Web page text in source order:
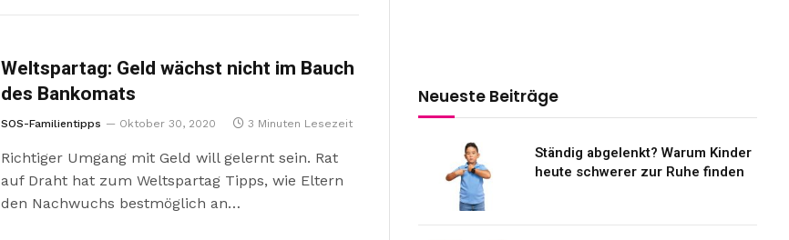
Weltspartag: Geld wächst nicht im Bauch
des Bankomats
SOS-Familientipps Oktober 30, 2020 3 Minuten Lesezeit
Richtiger Umgang mit Geld will gelernt sein. Rat
auf Draht hat zum Weltspartag Tipps, wie Eltern
den Nachwuchs bestmöglich an…
Neueste Beiträge
Ständig abgelenkt? Warum Kinder
heute schwerer zur Ruhe finden